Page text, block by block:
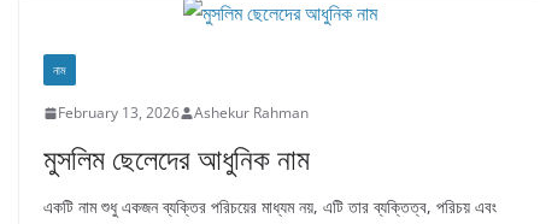
নাম
February 13, 2026 Ashekur Rahman
মুসলিম ছেলেদের আধুনিক নাম
একটি নাম শুধু একজন ব্যক্তির পরিচয়ের মাধ্যম নয়, এটি তার ব্যক্তিত্ব, পরিচয় এবং